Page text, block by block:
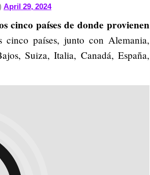
April 29, 2024
cinco países de donde provienen
cinco países, junto con Alemania,
Suiza, Italia, Canadá, España,